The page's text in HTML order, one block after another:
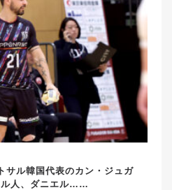
サル韓国代表のカン・ジュガ
ル人、ダニエル……